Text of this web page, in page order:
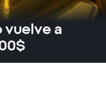
vuelve a